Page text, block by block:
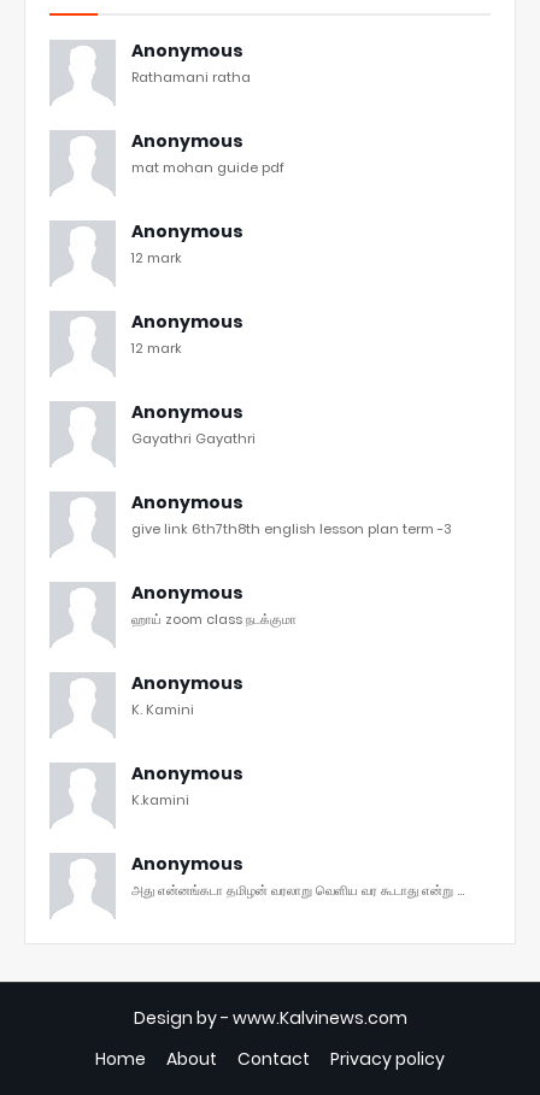
Anonymous
Rathamani ratha
Anonymous
mat mohan guide pdf
Anonymous
12 mark
Anonymous
12 mark
Anonymous
Gayathri Gayathri
Anonymous
give link 6th7th8th english lesson plan term -3
Anonymous
ஹாய் zoom class நடக்குமா
Anonymous
K. Kamini
Anonymous
K.kamini
Anonymous
அது என்னங்கடா தமிழன் வரலாறு வெளிய வர கூடாது என்று ...
Design by - www.Kalvinews.com
Home
About Contact Privacy policy